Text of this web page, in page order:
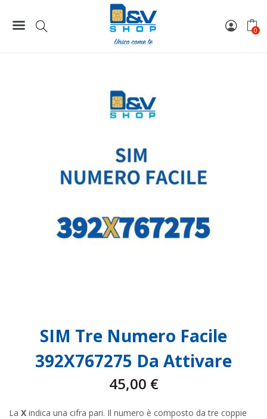
0
SIM Tre Numero Facile 392X767275 Da Attivare
SIM Tre Numero Facile
392X767275 Da Attivare
45,00 €
La X indica una cifra pari. Il numero è composto da tre coppie